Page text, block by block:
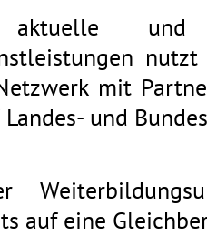
und
mit
und
auf eine